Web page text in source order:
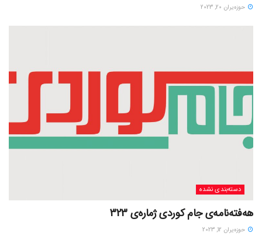
حوزه‌یران 20, 2023
دسته‌بندی نشده
هەفتەنامەی جام کوردی ژمارەی 323
حوزه‌یران 12, 2023